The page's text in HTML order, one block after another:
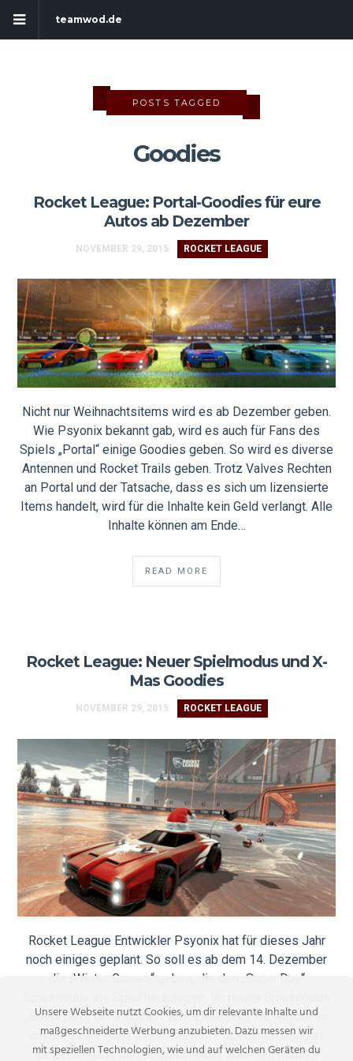
teamwod.de
POSTS TAGGED
Goodies
Rocket League: Portal-Goodies für eure
Autos ab Dezember
NOVEMBER 29, 2015 ROCKET LEAGUE
Nicht nur Weihnachtsitems wird es ab Dezember geben.
Wie Psyonix bekannt gab, wird es auch für Fans des
Spiels „Portal“ einige Goodies geben. So wird es diverse
Antennen und Rocket Trails geben. Trotz Valves Rechten
an Portal und der Tatsache, dass es sich um lizensierte
Items handelt, wird für die Inhalte kein Geld verlangt. Alle
Inhalte können am Ende…
READ MORE
Rocket League: Neuer Spielmodus und X-
Mas Goodies
NOVEMBER 29, 2015 ROCKET LEAGUE
Rocket League Entwickler Psyonix hat für dieses Jahr
noch einiges geplant. So soll es ab dem 14. Dezember
die „Winter Games“ geben, die den „Snow Day“
„Snow Day“, der inspiriert vom Eishockey ist, werdet ihr
anstatt eines Balls einem flachen Puck hinterherjagen.
Leider ersetzt dieser Spielmodus aber den Mutator
Unsere Webseite nutzt Cookies, um dir relevante Inhalte und
maßgeschneiderte Werbung anzubieten. Dazu messen wir
mit speziellen Technologien, wie und auf welchen Geräten du